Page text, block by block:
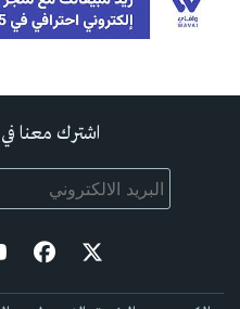
اشترك معنا في